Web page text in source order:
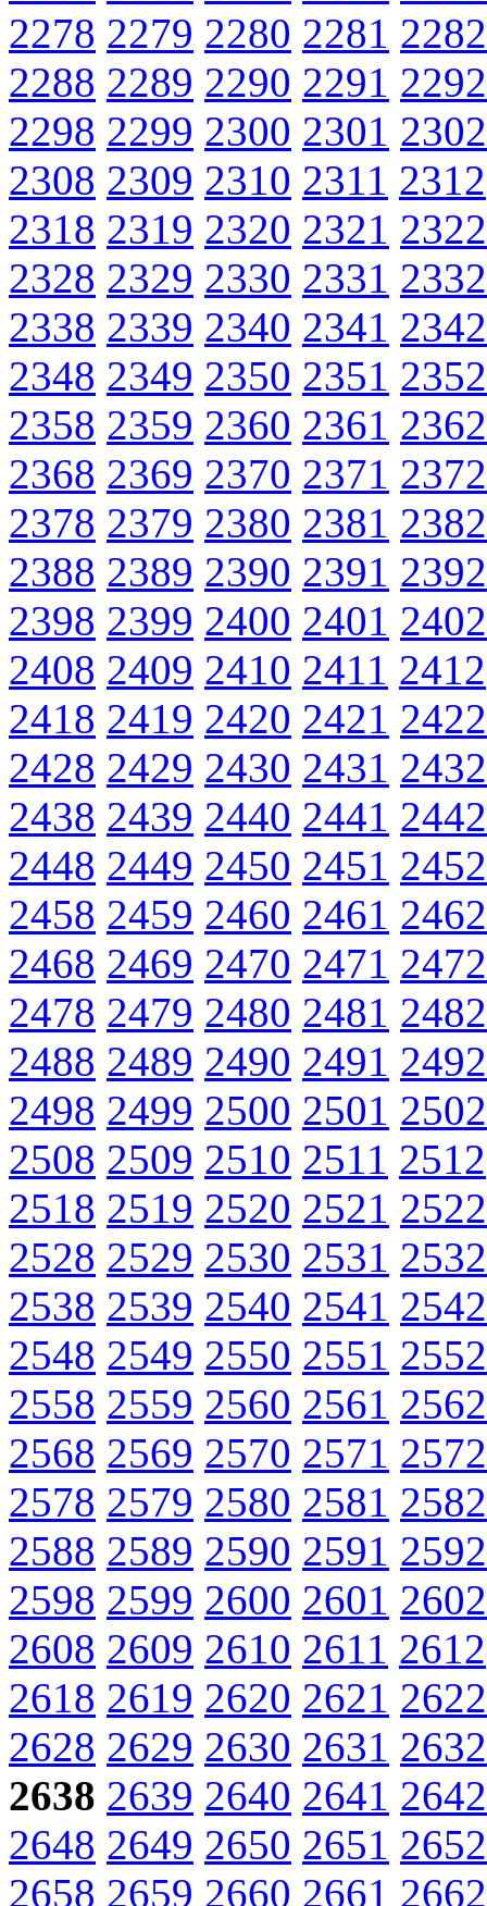
2278 2279 2280 2281 2282
2288 2289 2290 2291 2292
2298 2299 2300 2301 2302
2308 2309 2310 2311 2312
2318 2319 2320 2321 2322
2328 2329 2330 2331 2332
2338 2339 2340 2341 2342
2348 2349 2350 2351 2352
2358 2359 2360 2361 2362
2368 2369 2370 2371 2372
2378 2379 2380 2381 2382
2388 2389 2390 2391 2392
2398 2399 2400 2401 2402
2408 2409 2410 2411 2412
2418 2419 2420 2421 2422
2428 2429 2430 2431 2432
2438 2439 2440 2441 2442
2448 2449 2450 2451 2452
2458 2459 2460 2461 2462
2468 2469 2470 2471 2472
2478 2479 2480 2481 2482
2488 2489 2490 2491 2492
2498 2499 2500 2501 2502
2508 2509 2510 2511 2512
2518 2519 2520 2521 2522
2528 2529 2530 2531 2532
2538 2539 2540 2541 2542
2548 2549 2550 2551 2552
2558 2559 2560 2561 2562
2568 2569 2570 2571 2572
2578 2579 2580 2581 2582
2588 2589 2590 2591 2592
2598 2599 2600 2601 2602
2608 2609 2610 2611 2612
2618 2619 2620 2621 2622
2628 2629 2630 2631 2632
2638 2639 2640 2641 2642
2648 2649 2650 2651 2652
2658 2659 2660 2661 2662